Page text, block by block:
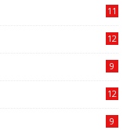
11
12
9
12
9